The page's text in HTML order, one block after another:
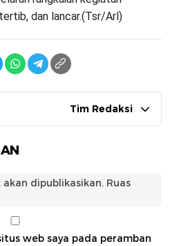
dan lancar.(Tsr/Arl)
Tim Redaksi
dipublikasikan. Ruas
web saya pada peramban